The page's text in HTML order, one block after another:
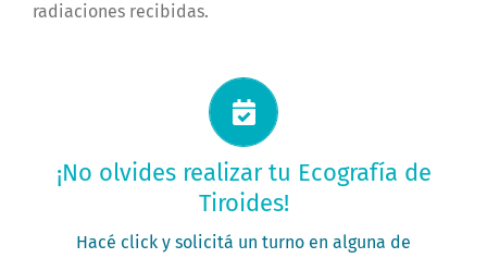
radiaciones recibidas.
¡No olvides realizar tu Ecografía de
Tiroides!
Hacé click y solicitá un turno en alguna de
Solicitá tu turno ahora
PEDÍ TU TURNO